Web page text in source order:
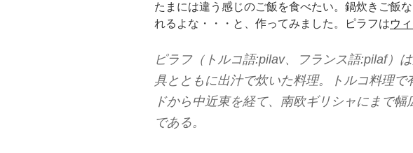
たまには違う感じのご飯を食べたい。鍋炊きご飯
れるよな・・・と、作ってみました。ピラフはウ
ピラフ（トルコ語:pilav、フランス語:pilaf）
具とともに出汁で炊いた料理。トルコ料理で
ドから中近東を経て、南欧ギリシャにまで幅
である。